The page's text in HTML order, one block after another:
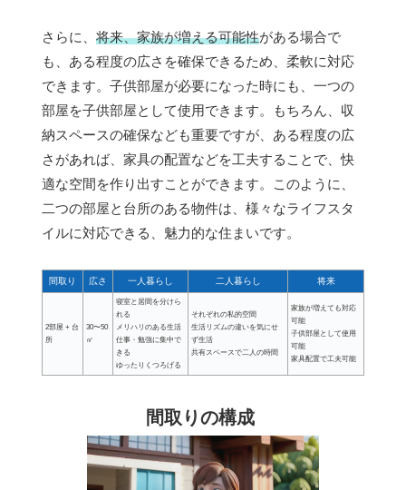
さらに、 将来、家族が増える可能性がある場合で
も、ある程度の広さを確保できるため、柔軟に対応
できます。子供部屋が必要になった時にも、一つの
部屋を子供部屋として使用できます。もちろん、収
納スペースの確保なども重要ですが、ある程度の広
さがあれば、家具の配置などを工夫することで、快
適な空間を作り出すことができます。このように、
二つの部屋と台所のある物件は、様々なライフスタ
イルに対応できる、魅力的な住まいです。
間取り 広さ 一人暮らし 二人暮らし 将来
2部屋 + 台
所
30〜50
㎡
寝室と居間を分けら
れる
メリハリのある生活
仕事・勉強に集中で
きる
ゆったりくつろげる
それぞれの私的空間
生活リズムの違いを気にせ
ず生活
共有スペースで二人の時間
家族が増えても対応
可能
子供部屋として使用
可能
家具配置で工夫可能
間取りの構成